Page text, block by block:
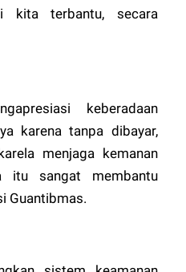
kita terbantu, secara
keberadaan
karena tanpa dibayar,
menjaga kemanan
itu sangat membantu
Guantibmas.